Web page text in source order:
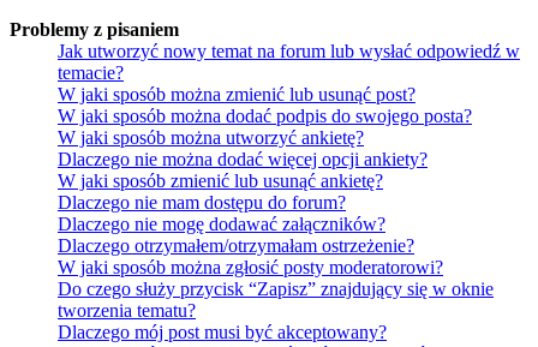
Problemy z pisaniem
Jak utworzyć nowy temat na forum lub wysłać odpowiedź w
temacie?
W jaki sposób można zmienić lub usunąć post?
W jaki sposób można dodać podpis do swojego posta?
W jaki sposób można utworzyć ankietę?
Dlaczego nie można dodać więcej opcji ankiety?
W jaki sposób zmienić lub usunąć ankietę?
Dlaczego nie mam dostępu do forum?
Dlaczego nie mogę dodawać załączników?
Dlaczego otrzymałem/otrzymałam ostrzeżenie?
W jaki sposób można zgłosić posty moderatorowi?
Do czego służy przycisk “Zapisz” znajdujący się w oknie
tworzenia tematu?
Dlaczego mój post musi być akceptowany?